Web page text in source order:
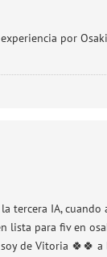
por
tercera IA, cuando
lista para fiv en
de Vitoria 🍀🍀 a